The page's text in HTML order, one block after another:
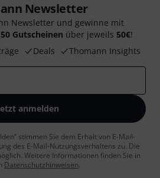
Newsletter
Newsletter und gewinne mit
50 Gutscheinen über jeweils 50€!
Deals Thomann Insights
anmelden
stimmen Sie dem Erhalt von E-Mail-
des E-Mail-Nutzungsverhaltens zu. Die
Weitere Informationen finden Sie in
Datenschutzhinweisen.